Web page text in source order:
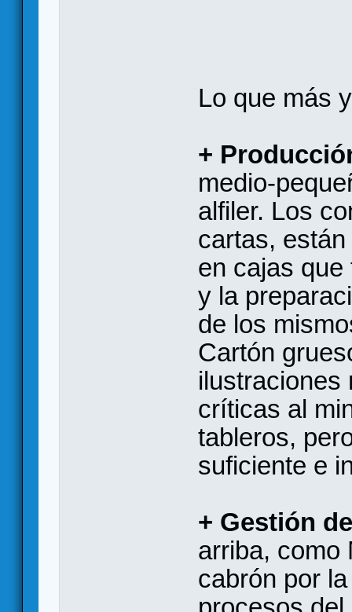
Lo que más
+
medio-
alfiler. Los
cartas,
en cajas
y la
de los
Cartón
ilustraciones
críticas al
tableros,
suficiente e
+ Gestión
arriba, como
cabrón por